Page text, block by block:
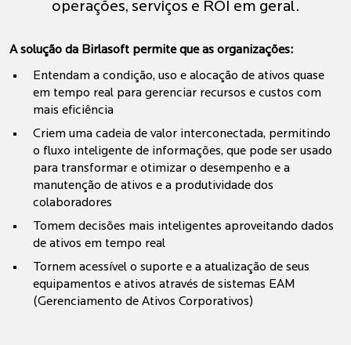
operações, serviços e ROI em geral.
A solução da Birlasoft permite que as organizações:
Entendam a condição, uso e alocação de ativos quase
em tempo real para gerenciar recursos e custos com
mais eficiência
Criem uma cadeia de valor interconectada, permitindo
o fluxo inteligente de informações, que pode ser usado
para transformar e otimizar o desempenho e a
manutenção de ativos e a produtividade dos
colaboradores
Tomem decisões mais inteligentes aproveitando dados
de ativos em tempo real
Tornem acessível o suporte e a atualização de seus
equipamentos e ativos através de sistemas EAM
(Gerenciamento de Ativos Corporativos)